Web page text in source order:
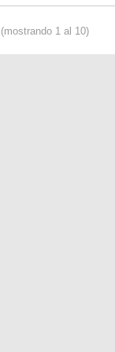
(mostrando 1 al 10)